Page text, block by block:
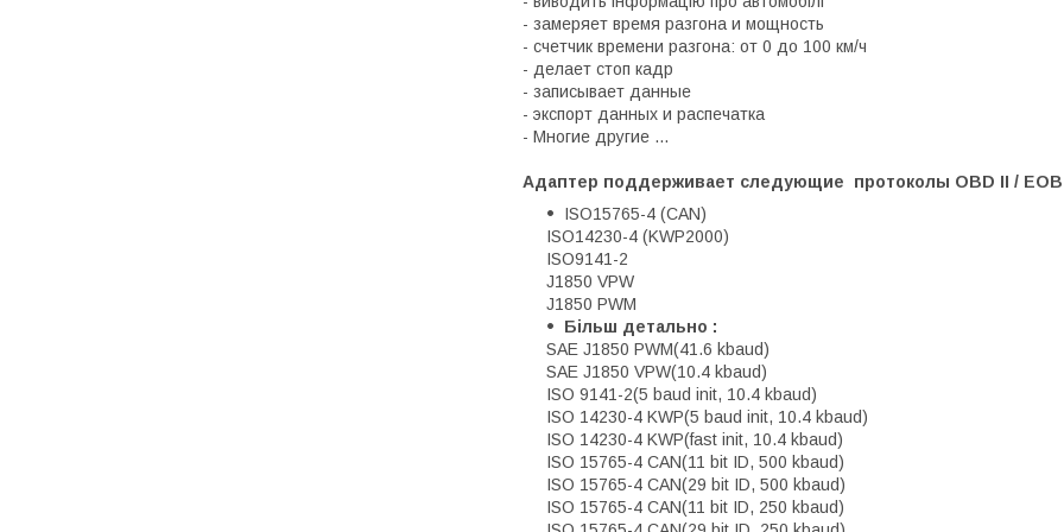
- замеряет время разгона и мощность
- счетчик времени разгона: от 0 до 100 км/ч
- делает стоп кадр
- записывает данные
- экспорт данных и распечатка
- Многие другие ...
Адаптер поддерживает следующие протоколы OBD II /
ISO15765-4 (CAN)
ISO14230-4 (KWP2000)
ISO9141-2
J1850 VPW
J1850 PWM
Більш детально :
SAE J1850 PWM(41.6 kbaud)
SAE J1850 VPW(10.4 kbaud)
ISO 9141-2(5 baud init, 10.4 kbaud)
ISO 14230-4 KWP(5 baud init, 10.4 kbaud)
ISO 14230-4 KWP(fast init, 10.4 kbaud)
ISO 15765-4 CAN(11 bit ID, 500 kbaud)
ISO 15765-4 CAN(29 bit ID, 500 kbaud)
ISO 15765-4 CAN(11 bit ID, 250 kbaud)